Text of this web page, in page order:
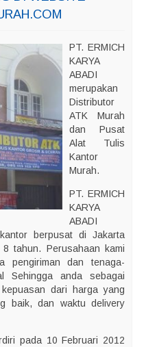
PT. ERMICH
KARYA
ABADI
merupakan
Distributor
ATK Murah
dan Pusat
Alat Tulis
Kantor
Murah.
PT. ERMICH
KARYA
ABADI
berpusat di Jakarta
tahun. Perusahaan kami
pengiriman dan tenaga-
Sehingga anda sebagai
dari harga yang
baik, dan waktu delivery
pada 10 Februari 2012